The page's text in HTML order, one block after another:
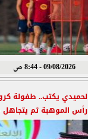
09/08/2026 - 8:44 ص
يكتب.. طفولة
الموهبة ثم يتجاهل